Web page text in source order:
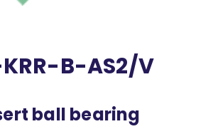
KRR-B-AS2/V
ball bearing